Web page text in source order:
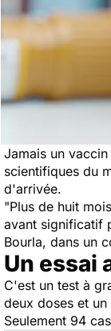
Jamais un
scientifiques du
d'arrivée.
"Plus de huit
avant significatif
Bourla, dans un
Un essai
C'est un test à
deux doses et
Seulement 94